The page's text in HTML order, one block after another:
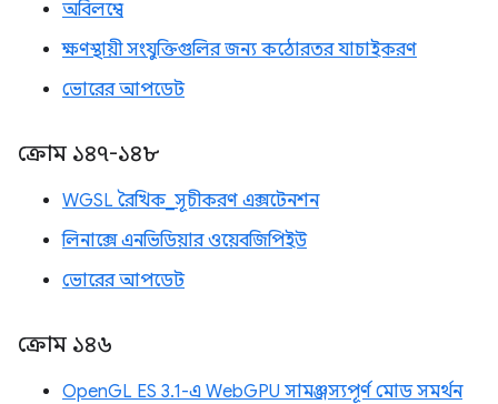
অবিলম্বে
ক্ষণস্থায়ী সংযুক্তিগুলির জন্য কঠোরতর যাচাইকরণ
ভোরের আপডেট
ক্রোম ১৪৭-১৪৮
WGSL রৈখিক_সূচীকরণ এক্সটেনশন
লিনাক্সে এনভিডিয়ার ওয়েবজিপিইউ
ভোরের আপডেট
ক্রোম ১৪৬
OpenGL ES 3.1-এ WebGPU সামঞ্জস্যপূর্ণ মোড সমর্থন